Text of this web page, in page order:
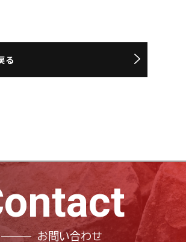
る
お問い合わせ